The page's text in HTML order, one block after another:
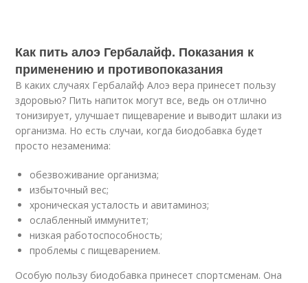
Как пить алоэ Гербалайф. Показания к
применению и противопоказания
В каких случаях Гербалайф Алоэ вера принесет пользу
здоровью? Пить напиток могут все, ведь он отлично
тонизирует, улучшает пищеварение и выводит шлаки из
организма. Но есть случаи, когда биодобавка будет
просто незаменима:
обезвоживание организма;
избыточный вес;
хроническая усталость и авитаминоз;
ослабленный иммунитет;
низкая работоспособность;
проблемы с пищеварением.
Особую пользу биодобавка принесет спортсменам. Она